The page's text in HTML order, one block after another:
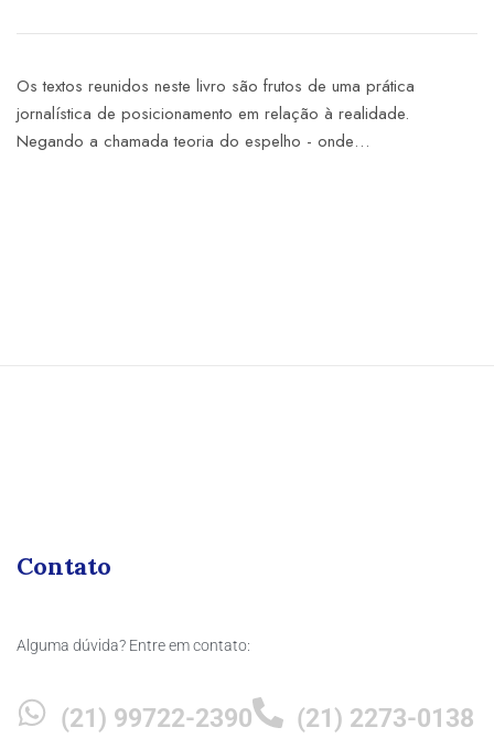
Os textos reunidos neste livro são frutos de uma prática
jornalística de posicionamento em relação à realidade.
Negando a chamada teoria do espelho - onde…
Contato
Alguma dúvida? Entre em contato:
(21) 99722-2390
(21) 2273-0138